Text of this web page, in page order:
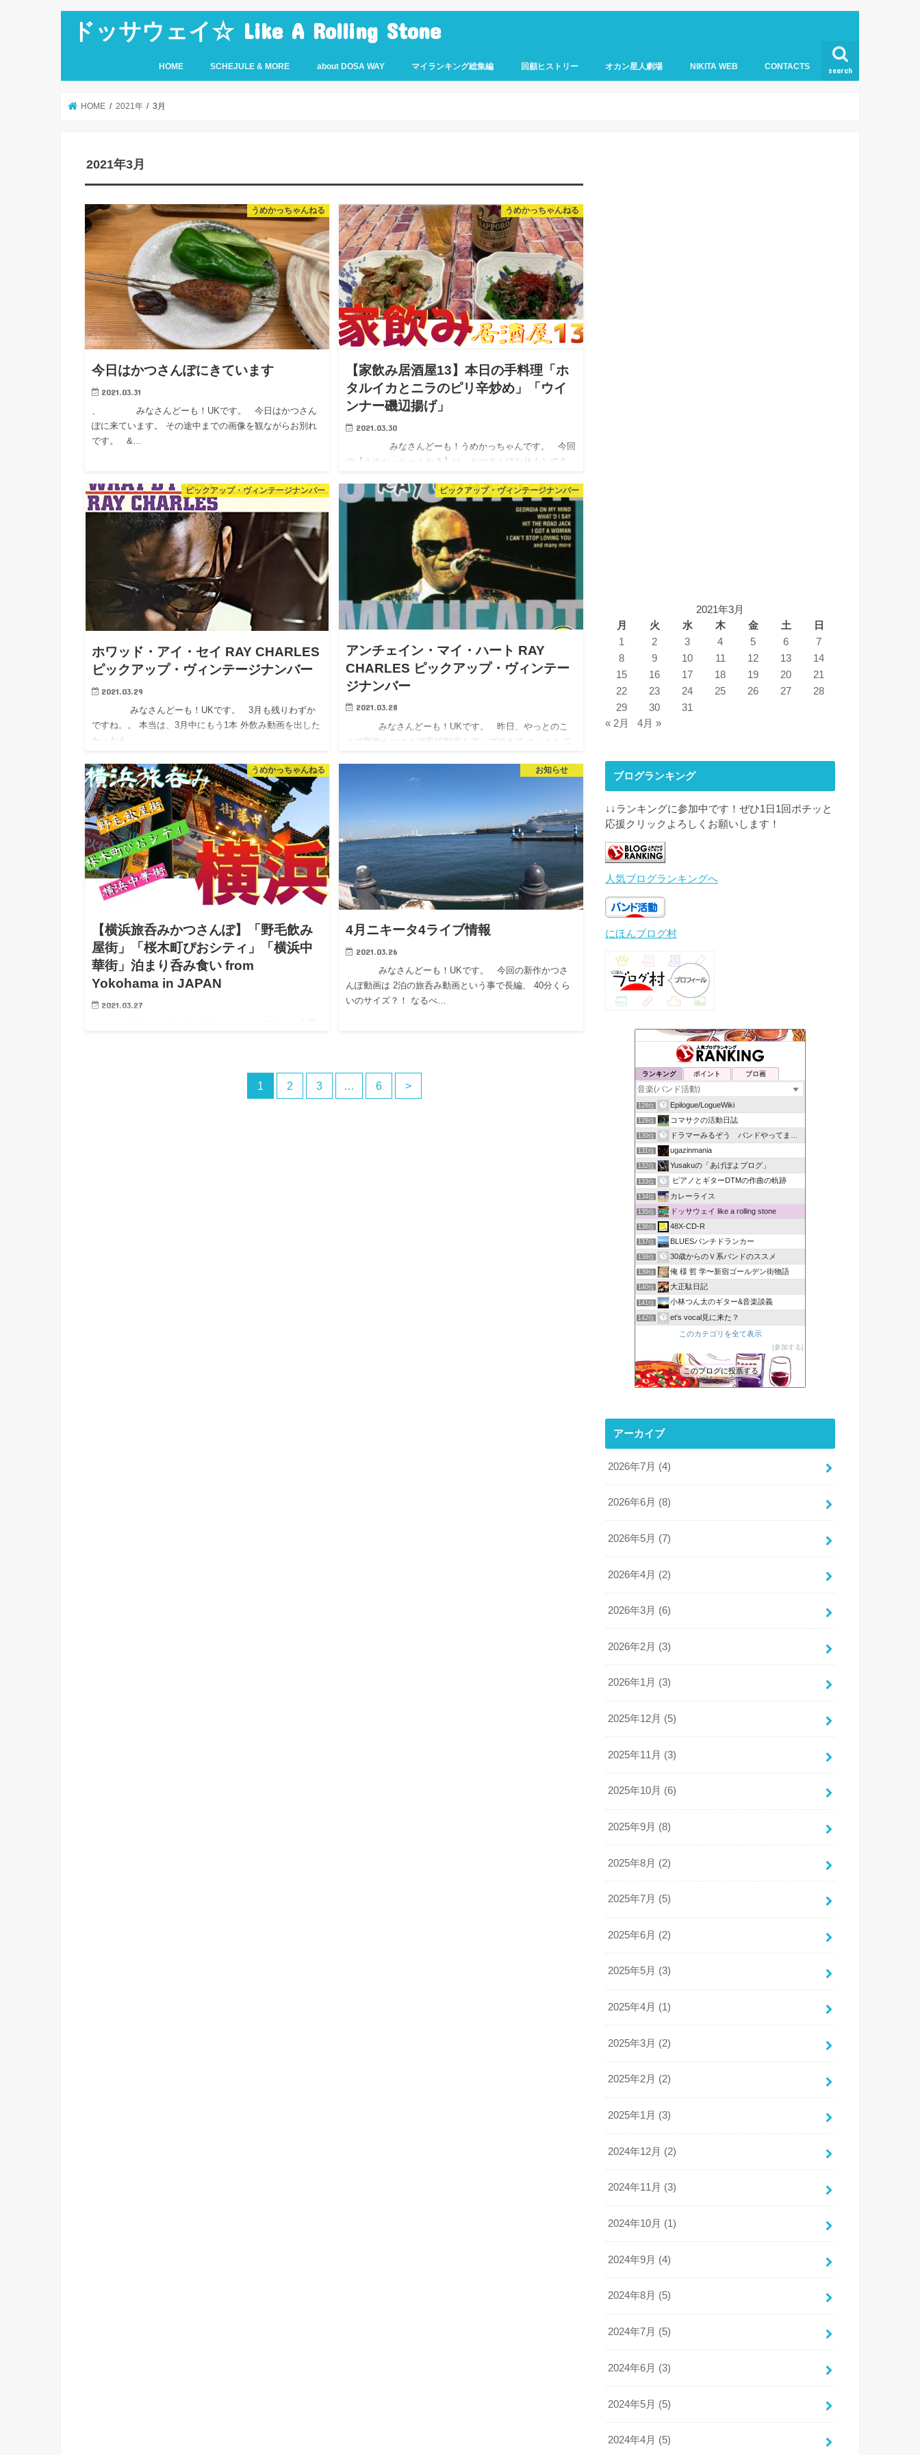
ドッサウェイ☆ Like A Rolling Stone
search
HOME SCHEJULE & MORE about DOSA WAY マイランキング総集編 回顧ヒストリー オカン星人劇場 NIKITA WEB CONTACTS
HOME 2021年 3月
2021年3月
うめかっちゃんねる
今日はかつさんぽにきています
2021.03.31
、 みなさんどーも！UKです。 今日はかつさん
ぽに来ています。 その途中までの画像を観ながらお別れ
です。 &…
うめかっちゃんねる
【家飲み居酒屋13】本日の手料理「ホ
タルイカとニラのピリ辛炒め」「ウイ
ンナー磯辺揚げ」
2021.03.30
みなさんどーも！うめかっちゃんです。 今回
の【うめかっちャんねる】は、かつさんぽお休みして久
ピックアップ・ヴィンテージナンバー
ホワッド・アイ・セイ RAY CHARLES
ピックアップ・ヴィンテージナンバー
2021.03.29
みなさんどーも！UKです。 3月も残りわずか
ですね。。 本当は、3月中にもう1本 外飲み動画を出した
かったん…
ピックアップ・ヴィンテージナンバー
アンチェイン・マイ・ハート RAY
CHARLES ピックアップ・ヴィンテー
ジナンバー
2021.03.28
みなさんどーも！UKです。 昨日、やっとのこ
とで新作かつさんぽ長編動画をアップできて ホッとして
うめかっちゃんねる
【横浜旅呑みかつさんぽ】「野毛飲み
屋街」「桜木町ぴおシティ」「横浜中
華街」泊まり呑み食い from
Yokohama in JAPAN
2021.03.27
お知らせ
4月ニキータ4ライブ情報
2021.03.26
みなさんどーも！UKです。 今回の新作かつさ
んぽ動画は 2泊の旅呑み動画という事で長編、 40分くら
いのサイズ？！ なるべ…
1 2 3 … 6 >
2021年3月
月
火 水 木 金 土
日
1
2 3 4 5 6
7
8
9 10 11 12 13
14
15
16 17 18 19 20
21
22
23 24 25 26 27
28
29
30
31
« 2月
4月 »
ブログランキング
↓↓ランキングに参加中です！ぜひ1日1回ポチッと
応援クリックよろしくお願いします！
人気ブログランキングへ
にほんブログ村
ランキング ポイント ブロ画
128位 Epilogue/LogueWiki
129位 コマサクの活動日誌
130位 ドラマーみるぞう バンドやってまするぅ
131位 ugazinmania
132位 Yusakuの「あげぽよブログ」
133位 ピアノとギターDTMの作曲の軌跡
134位 カレーライス
135位 ドッサウェイ like a rolling stone
136位 48X-CD-R
137位 BLUESパンチドランカー
138位 30歳からのＶ系バンドのススメ
139位 俺 様 哲 学〜新宿ゴールデン街物語
140位 大正駄日記
141位 小林つん太のギター&音楽談義
142位 et's vocal見に来た？
このカテゴリを全て表示
参加する
このブログに投票する
アーカイブ
2026年7月 (4)
2026年6月 (8)
2026年5月 (7)
2026年4月 (2)
2026年3月 (6)
2026年2月 (3)
2026年1月 (3)
2025年12月 (5)
2025年11月 (3)
2025年10月 (6)
2025年9月 (8)
2025年8月 (2)
2025年7月 (5)
2025年6月 (2)
2025年5月 (3)
2025年4月 (1)
2025年3月 (2)
2025年2月 (2)
2025年1月 (3)
2024年12月 (2)
2024年11月 (3)
2024年10月 (1)
2024年9月 (4)
2024年8月 (5)
2024年7月 (5)
2024年6月 (3)
2024年5月 (5)
2024年4月 (5)